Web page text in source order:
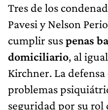
Tres de los
Pavesi y Nelson
cumplir suspenas
domiciliario, al
Kirchner. La
problemas
seguridad por su